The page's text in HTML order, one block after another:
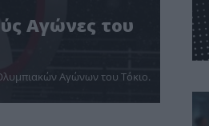
Αγώνες του
Αγώνων του Τόκιο.